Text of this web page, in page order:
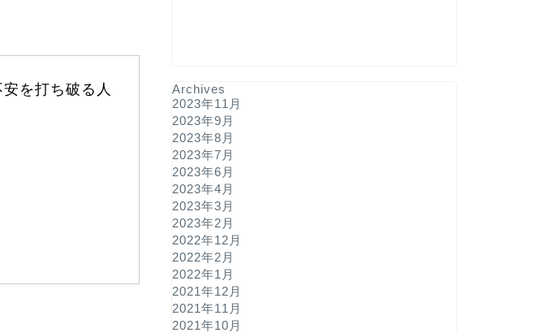
を打ち破る人
Archives
2023年11月
2023年9月
2023年8月
2023年7月
2023年6月
2023年4月
2023年3月
2023年2月
2022年12月
2022年2月
2022年1月
2021年12月
2021年11月
2021年10月